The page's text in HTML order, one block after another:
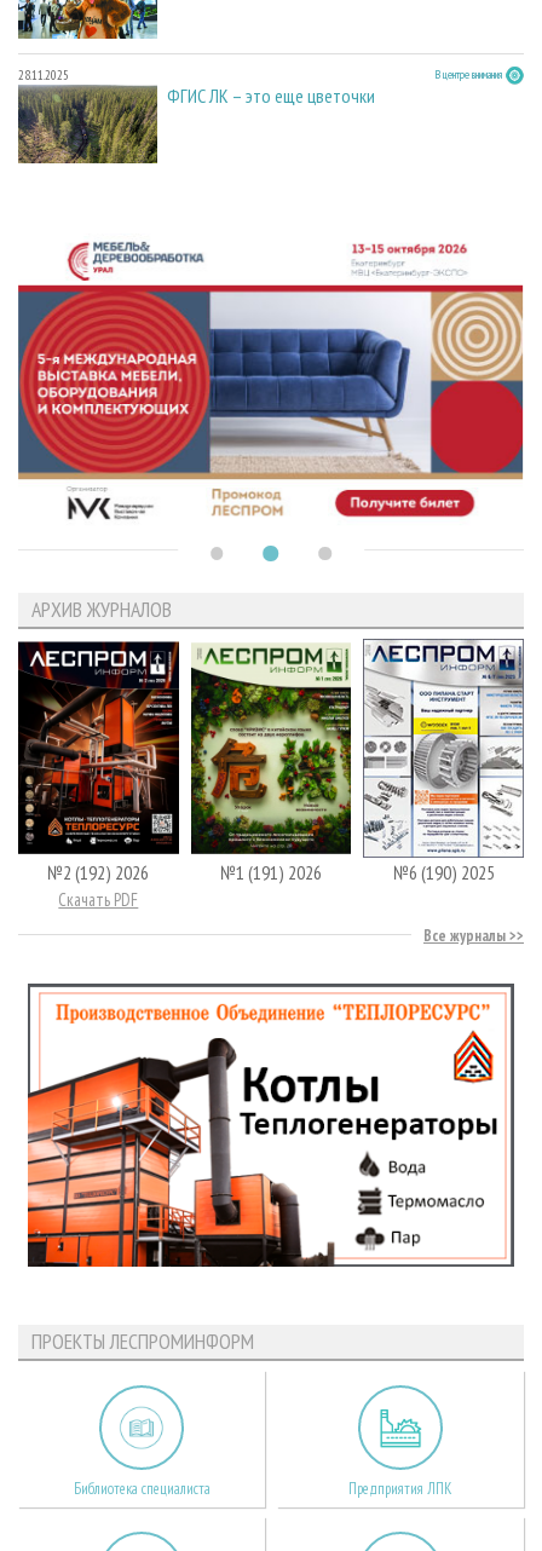
28.11.2025 В центре внимания
ФГИС ЛК – это еще цветочки
АРХИВ ЖУРНАЛОВ
№2 (192) 2026
Скачать PDF
№1 (191) 2026 №6 (190) 2025
Все журналы
ПРОЕКТЫ ЛЕСПРОМИНФОРМ
Библиотека специалиста Предприятия ЛПК